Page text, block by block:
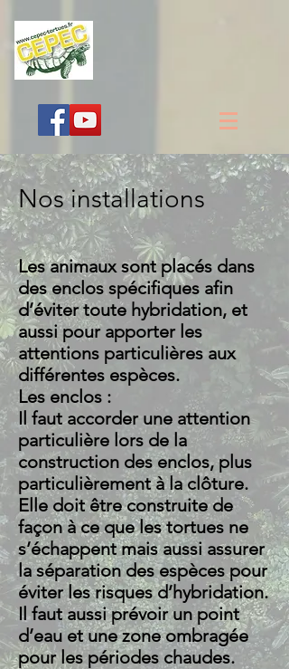
Nos installations
Les animaux sont placés dans
des enclos spécifiques afin
d’éviter toute hybridation, et
aussi pour apporter les
attentions particulières aux
différentes espèces.
Les enclos :
Il faut accorder une attention
particulière lors de la
construction des enclos, plus
particulièrement à la clôture.
Elle doit être construite de
façon à ce que les tortues ne
s’échappent mais aussi assurer
la séparation des espèces pour
éviter les risques d’hybridation.
Il faut aussi prévoir un point
d’eau et une zone ombragée
pour les périodes chaudes.